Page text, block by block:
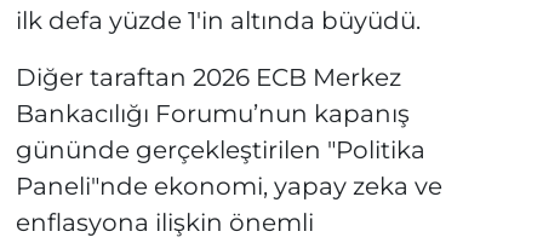
ilk defa yüzde 1'in altında büyüdü.
Diğer taraftan 2026 ECB Merkez
Bankacılığı Forumu’nun kapanış
gününde gerçekleştirilen "Politika
Paneli"nde ekonomi, yapay zeka ve
enflasyona ilişkin önemli